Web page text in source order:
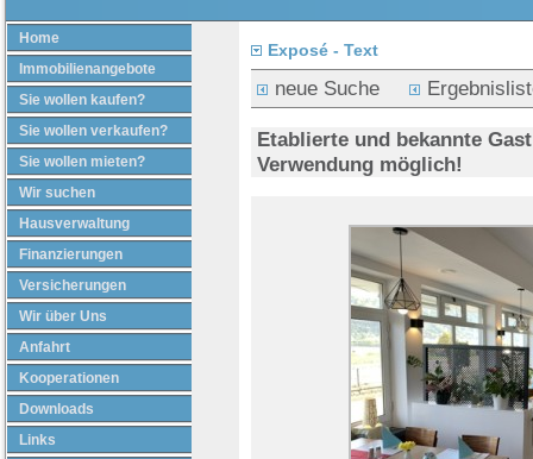
Home
Immobilienangebote
Sie wollen kaufen?
Sie wollen verkaufen?
Sie wollen mieten?
Wir suchen
Hausverwaltung
Finanzierungen
Versicherungen
Wir über Uns
Anfahrt
Kooperationen
Downloads
Links
Exposé - Text
neue Suche
Etablierte und bekannte
Verwendung möglich!